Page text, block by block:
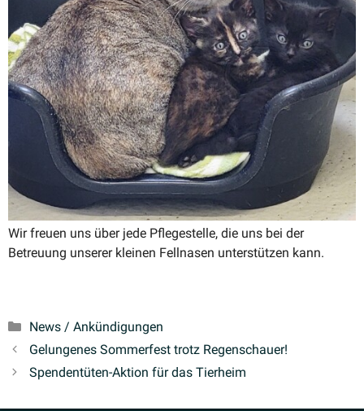
Wir freuen uns über jede Pflege­stelle, die uns bei der
Betreuung unserer kleinen Fellnasen unter­stützen kann.
Kategorien
News / Ankündigungen
Gelun­genes Sommerfest trotz Regenschauer!
Spenden­tüten-Aktion für das Tierheim